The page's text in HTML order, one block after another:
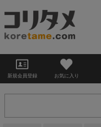
新規会員登録 お気に入り